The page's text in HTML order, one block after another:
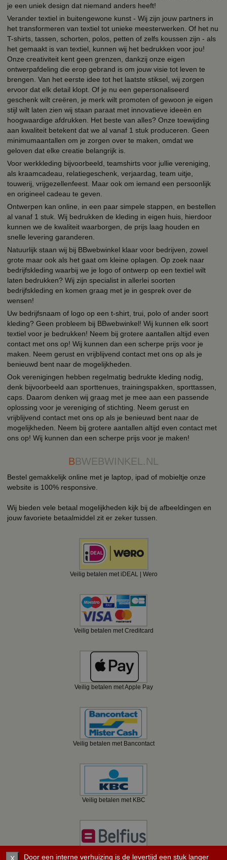
je een uniek design dat niemand anders heeft!
Verander textiel in buitengewone kunst - Wij zijn jouw partners in
het transformeren van textiel tot unieke meesterwerken. Of het nu
T-shirts, tassen, schorten, polos, petten of zelfs koussen zijn - als
het gemaakt is van textiel, kunnen wij het bedrukken voor jou!
Onze creativiteit kent geen grenzen, dankzij onze eigen
ontwerpafdeling die erop gebrand is om jouw visie tot leven te
brengen. Van het eerste idee tot het laatste stiksel, wij zorgen
ervoor dat elk detail klopt. Of je nu een gepersonaliseerd
geschenk wilt creëren, je merk wilt promoten of gewoon je eigen
stijl wilt laten zien wij staan paraat met innovatieve ideeën en
hoogwaardige afdrukken. Het beste van alles? Onze toewijding
aan kwaliteit betekent dat we al vanaf 1 stuk produceren. Geen
minimumaantallen om je zorgen over te maken, omdat we
geloven dat elke creatie belangrijk is.
Voor werkkleding bijvoorbeeld, teamshirts voor jullie vereniging,
als kraamcadeau, relatiegeschenk, verjaardag, team uitje,
touwerij, vrijgezellenfeest. Maar ook om iemand een persoonlijk
en origineel cadeau te geven.
Ontwerpen kan online, in een paar simpele stappen, en bestellen
al vanaf 1 stuk. Wij bedrukken de kleding in eigen huis, hierdoor
kunnen we de kwaliteit waarborgen, de prijs laag houden en
snelle levering garanderen.
Natuurlijk staan wij bij BBwebwinkel klaar voor bedrijven, zowel
grote maar ook als het gaat om kleine oplagen. Op zoek naar
bedrijfskleding waarbij we je logo of ontwerp op een textiel wilt
laten bedrukken? Wij zijn specialist in allerlei soorten
bedrijfskleding en komen graag met je in gesprek over de
wensen!
Uw bedrijfsnaam of logo op een t-shirt, trui, polo of ander soort
kleding? Geen probleem bij BBwebwinkel! Wij kunnen elk soort
textiel voor je bedrukken! Neem bij grotere aantallen altijd even
contact met ons op! Wij kunnen dan een scherpe prijs voor je
maken. Neem gerust en vrijblijvend contact met ons op als je
benieuwd bent naar de mogelijkheden.
Ook verenigingen hebben regelmatig bedrukte kleding nodig,
denk bijvoorbeeld aan sporttenues, trainingspakken, sporttassen,
caps. Daarom denken wij graag met je mee aan een passende
oplossing voor je vereniging of stichting. Neem gerust en
vrijblijvend contact met ons op als je benieuwd bent naar de
mogelijkheden. Neem bij grotere aantallen altijd even contact met
ons op! Wij kunnen dan een scherpe prijs voor je maken!
BBWEBWINKEL.NL
Bestel gemakkelijk online met je laptop, ipad of mobieltje onze
website is 100% responsive.
Wij bieden vele betaal mogelijkheden kijk bij de afbeeldingen en
jouw favoriete betaalmiddel zit er zeker tussen.
Veilig betalen met iDEAL | Wero
Veilig betalen met Creditcard
Veilig betalen met Apple Pay
Veilig betalen met Bancontact
Veilig betalen met KBC
Veilig betalen met Belfius
Door een interne verhuizing is de levertijd een stuk langer